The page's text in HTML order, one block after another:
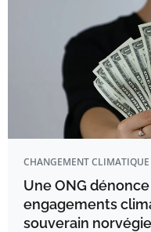
CHANGEMENT CLIMATIQUE
Une ONG
engagements
souverain